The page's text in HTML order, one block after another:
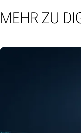
MEHR ZU